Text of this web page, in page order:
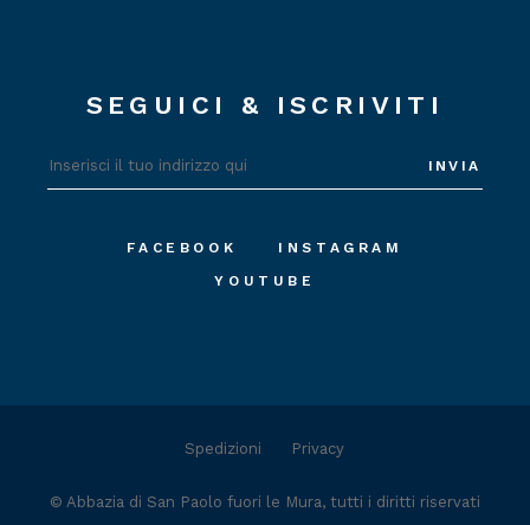
SEGUICI & ISCRIVITI
INVIA
FACEBOOK
INSTAGRAM
YOUTUBE
Spedizioni Privacy
© Abbazia di San Paolo fuori le Mura, tutti i diritti riservati